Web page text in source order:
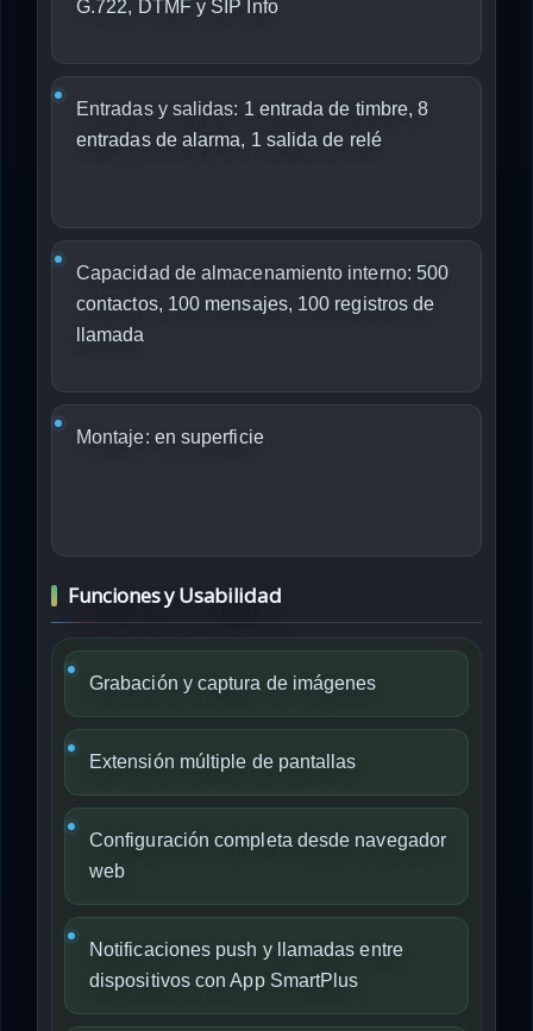
G.722, DTMF y SIP Info
Entradas y salidas: 1 entrada de timbre, 8
entradas de alarma, 1 salida de relé
Capacidad de almacenamiento interno: 500
contactos, 100 mensajes, 100 registros de
llamada
Montaje: en superficie
Funciones y Usabilidad
Grabación y captura de imágenes
Extensión múltiple de pantallas
Configuración completa desde navegador
web
Notificaciones push y llamadas entre
dispositivos con App SmartPlus